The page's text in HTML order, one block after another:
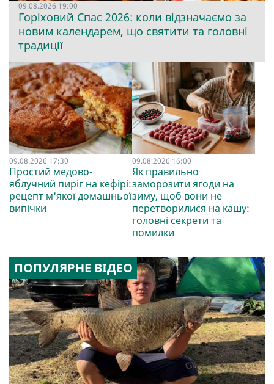
09.08.2026 19:00
Горіховий Спас 2026: коли відзначаємо за
новим календарем, що святити та головні
традиції
09.08.2026 17:30
Простий медово-
яблучний пиріг на кефірі:
рецепт м'якої домашньої
випічки
09.08.2026 16:00
Як правильно
заморозити ягоди на
зиму, щоб вони не
перетворилися на кашу:
головні секрети та
помилки
ПОПУЛЯРНЕ ВІДЕО